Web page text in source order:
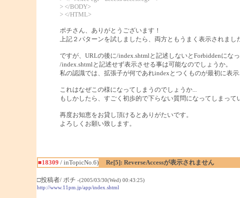
> </BODY>
> </HTML>
ポチさん、ありがとうございます！
上記２パターンを試しましたら、両方ともうまく表示されまし
ですが、URLの後に/index.shtmlと記述しないとForbiddenにな
/index.shtmlと記述せず表示させる事は可能なのでしょうか。
私の認識では、拡張子が何であれindexとつくものが最初に表
これはなぜこの様になってしまうのでしょうか...
もしかしたら、すごく初歩的で下らない質問になってしまって
再度お知恵をお貸し頂けるとありがたいです。
よろしくお願い致します。
■18309 / inTopicNo.6)
Re[5]: ReverseAccessが表示されません
□投稿者/ ポチ -(2005/03/30(Wed) 00:43:25)
http://www.11pm.jp/app/index.shtml